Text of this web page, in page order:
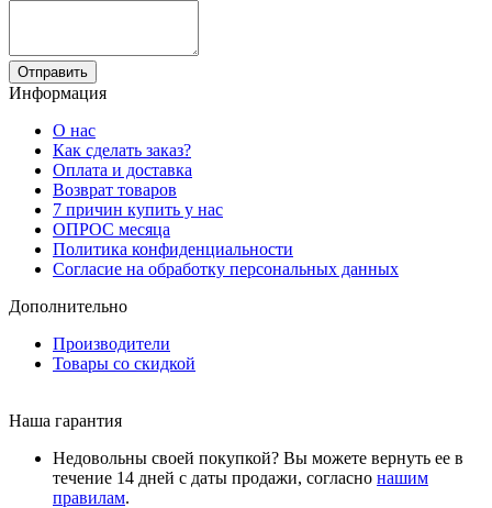
Отправить
Информация
О нас
Как сделать заказ?
Оплата и доставка
Возврат товаров
7 причин купить у нас
ОПРОС месяца
Политика конфиденциальности
Согласие на обработку персональных данных
Дополнительно
Производители
Товары со скидкой
Наша гарантия
Недовольны своей покупкой? Вы можете вернуть ее в
течение 14 дней с даты продажи, согласно нашим
правилам.